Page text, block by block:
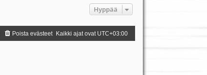
Hyppää
Kaikki ajat ovat UTC+03:00
Poista evästeet